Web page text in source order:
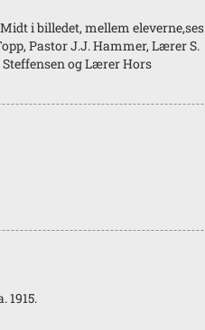
i billedet, mellem eleverne,ses
Pastor J.J. Hammer, Lærer S.
og Lærer Hors
1915.